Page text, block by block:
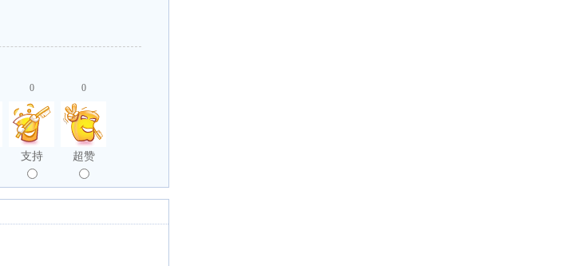
0
支持
0
超赞